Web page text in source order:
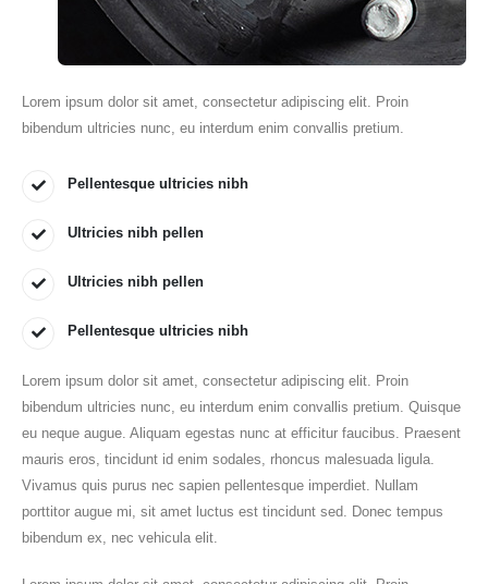
Lorem ipsum dolor sit amet, consectetur adipiscing elit. Proin
bibendum ultricies nunc, eu interdum enim convallis pretium.
Pellentesque ultricies nibh
Ultricies nibh pellen
Ultricies nibh pellen
Pellentesque ultricies nibh
Lorem ipsum dolor sit amet, consectetur adipiscing elit. Proin
bibendum ultricies nunc, eu interdum enim convallis pretium. Quisque
eu neque augue. Aliquam egestas nunc at efficitur faucibus. Praesent
mauris eros, tincidunt id enim sodales, rhoncus malesuada ligula.
Vivamus quis purus nec sapien pellentesque imperdiet. Nullam
porttitor augue mi, sit amet luctus est tincidunt sed. Donec tempus
bibendum ex, nec vehicula elit.